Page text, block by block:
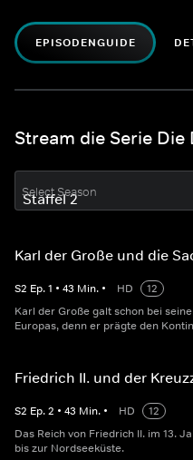
EPISODENGUIDE
Stream die Serie
Select Season
Karl der Große und die
S2 Ep.1 • 43 Min. • HD
12
Karl der Große galt schon bei
Europas, denn er prägte den
Friedrich II. und der
S2 Ep.2 • 43 Min. • HD
12
Das Reich von Friedrich II. im 13.
bis zur Nordseeküste.